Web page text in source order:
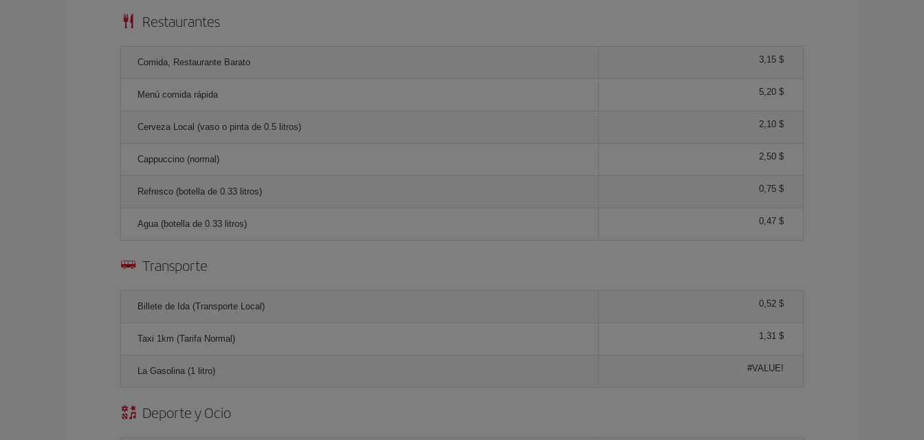
Restaurantes
Comida, Restaurante Barato 3,15 $
Menú comida rápida 5,20 $
Cerveza Local (vaso o pinta de 0.5 litros) 2,10 $
Cappuccino (normal) 2,50 $
Refresco (botella de 0.33 litros) 0,75 $
Agua (botella de 0.33 litros) 0,47 $
Transporte
Billete de Ida (Transporte Local) 0,52 $
Taxi 1km (Tarifa Normal) 1,31 $
La Gasolina (1 litro) #VALUE!
Deporte y Ocio